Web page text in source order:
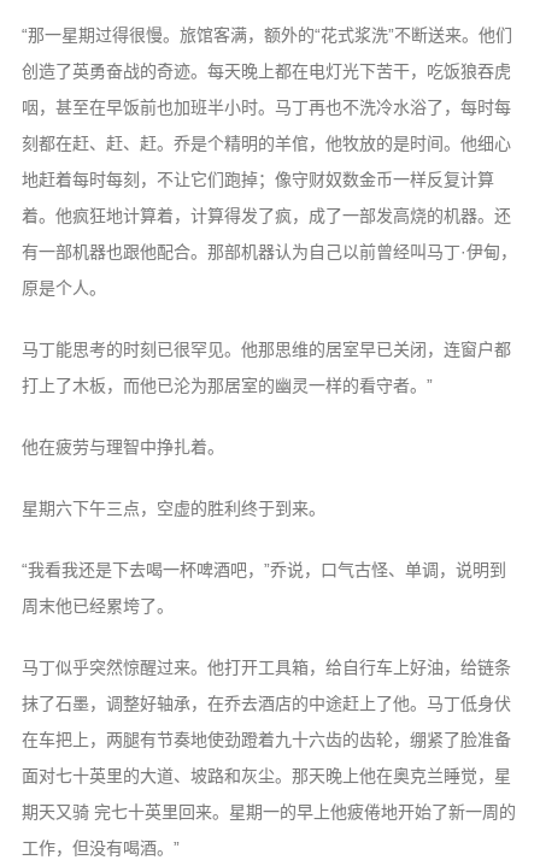
“那一星期过得很慢。旅馆客满，额外的“花式浆洗”不断送来。他们
创造了英勇奋战的奇迹。每天晚上都在电灯光下苦干，吃饭狼吞虎
咽，甚至在早饭前也加班半小时。马丁再也不洗冷水浴了，每时每
刻都在赶、赶、赶。乔是个精明的羊倌，他牧放的是时间。他细心
地赶着每时每刻，不让它们跑掉；像守财奴数金币一样反复计算
着。他疯狂地计算着，计算得发了疯，成了一部发高烧的机器。还
有一部机器也跟他配合。那部机器认为自己以前曾经叫马丁·伊甸，
原是个人。
马丁能思考的时刻已很罕见。他那思维的居室早已关闭，连窗户都
打上了木板，而他已沦为那居室的幽灵一样的看守者。”
他在疲劳与理智中挣扎着。
星期六下午三点，空虚的胜利终于到来。
“我看我还是下去喝一杯啤酒吧，”乔说，口气古怪、单调，说明到
周末他已经累垮了。
马丁似乎突然惊醒过来。他打开工具箱，给自行车上好油，给链条
抹了石墨，调整好轴承，在乔去酒店的中途赶上了他。马丁低身伏
在车把上，两腿有节奏地使劲蹬着九十六齿的齿轮，绷紧了脸准备
面对七十英里的大道、坡路和灰尘。那天晚上他在奥克兰睡觉，星
期天又骑 完七十英里回来。星期一的早上他疲倦地开始了新一周的
工作，但没有喝酒。”